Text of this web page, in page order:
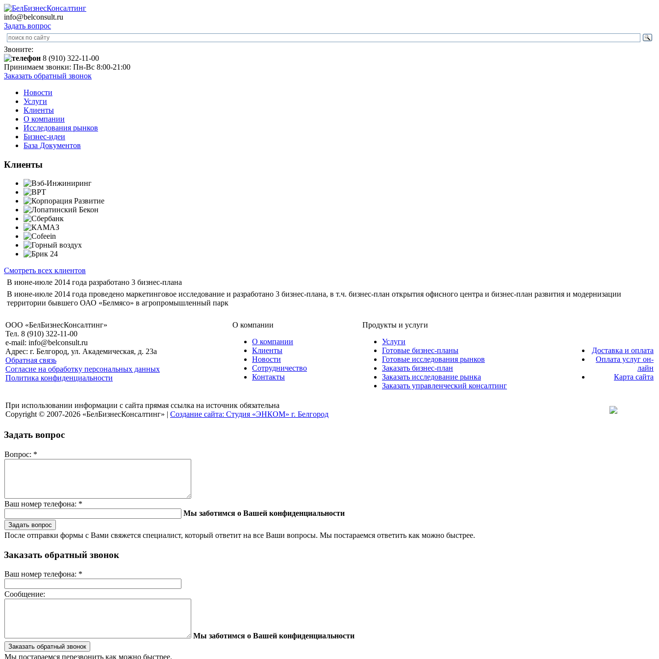
info@belconsult.ru
Задать вопрос
Звоните:
8 (910) 322-11-00
Принимаем звонки: Пн-Вс 8:00-21:00
Заказать обратный звонок
Новости
Услуги
Клиенты
О компании
Исследования рынков
Бизнес-идеи
База Документов
Клиенты
Смотреть всех клиентов
В июне-июле 2014 года разработано 3 бизнес-плана
В июне-июле 2014 года проведено маркетинговое исследование и разработано 3 бизнес-плана, в т.ч. бизнес-план открытия офисного центра и бизнес-план развития и модернизации
территории бывшего ОАО «Белмясо» в агропромышленный парк
ООО «БелБизнесКонсалтинг»
Тел. 8 (910) 322-11-00
e-mail: info@belconsult.ru
Адрес: г. Белгород, ул. Академическая, д. 23а
Обратная связь
Согласие на обработку персональных данных
Политика конфиденциальности
О компании
О компании
Клиенты
Новости
Сотрудничество
Контакты
Продукты и услуги
Услуги
Готовые бизнес-планы
Готовые исследования рынков
Заказать бизнес-план
Заказать исследование рынка
Заказать управленческий консалтинг
Доставка и оплата
Оплата услуг он-
лайн
Карта сайта
При использовании информации с сайта прямая ссылка на источник обязательна
Copyright © 2007-2026 «БелБизнесКонсалтинг» | Создание сайта: Студия «ЭНКОМ» г. Белгород
Задать вопрос
Вопрос: *
Ваш номер телефона: *
Мы заботимся о Вашей конфиденциальности
После отправки формы с Вами свяжется специалист, который ответит на все Ваши вопросы. Мы постараемся ответить как можно быстрее.
Заказать обратный звонок
Ваш номер телефона: *
Сообщение:
Мы заботимся о Вашей конфиденциальности
Мы постараемся перезвонить как можно быстрее.